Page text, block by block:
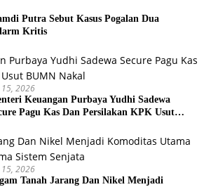
Putra Sebut Kasus Pogalan Dua
Kritis
15, 2026
Keuangan Purbaya Yudhi Sadewa
Pagu Kas Dan Persilakan KPK Usut
15, 2026
Tanah Jarang Dan Nikel Menjadi